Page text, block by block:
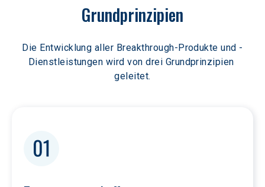
Grundprinzipien
Die Entwicklung aller Breakthrough-Produkte und -
Dienstleistungen wird von drei Grundprinzipien
geleitet.